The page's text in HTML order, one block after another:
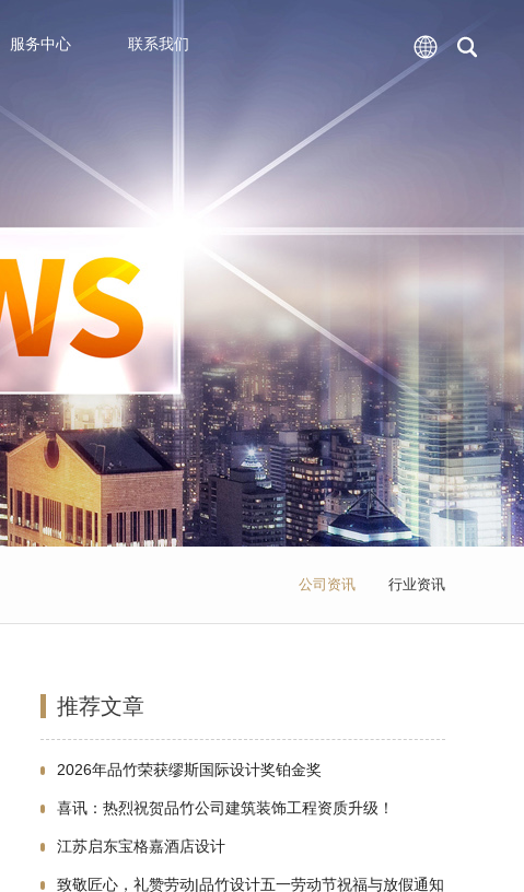
服务中心 联系我们
公司资讯 行业资讯
推荐文章
2026年品竹荣获缪斯国际设计奖铂金奖
喜讯：热烈祝贺品竹公司建筑装饰工程资质升级！
江苏启东宝格嘉酒店设计
致敬匠心，礼赞劳动|品竹设计五一劳动节祝福与放假通知